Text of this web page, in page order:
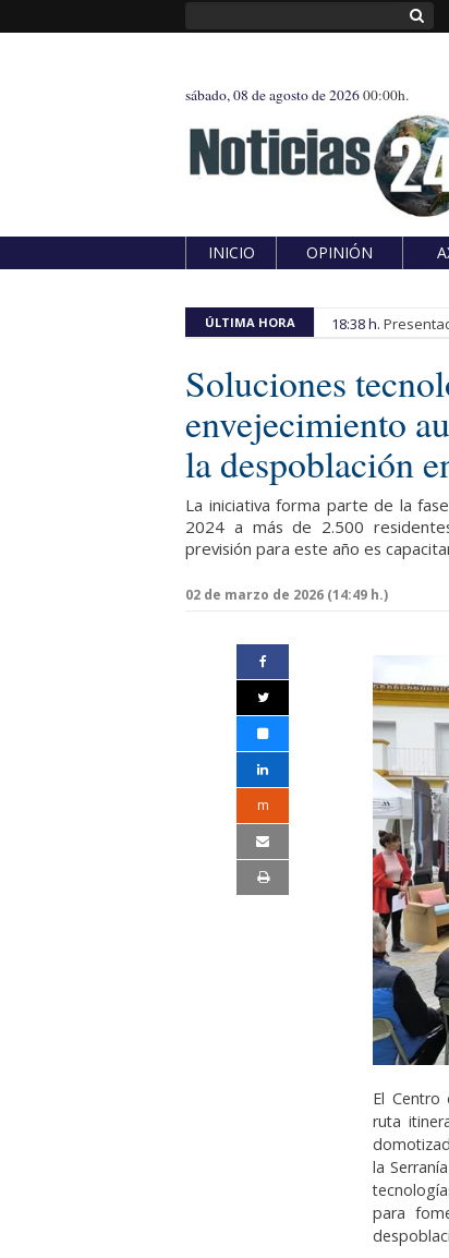
sábado, 08 de agosto de 202600:00h.
INICIO OPINIÓN
ÚLTIMA HORA 18:38 h.
Soluciones
envejecimiento
la despoblación
La iniciativa forma parte de la
2024 a más de 2.500
previsión para este año es
02 de marzo de 2026 (14:49 h.)
m
El Centro
ruta
la
para